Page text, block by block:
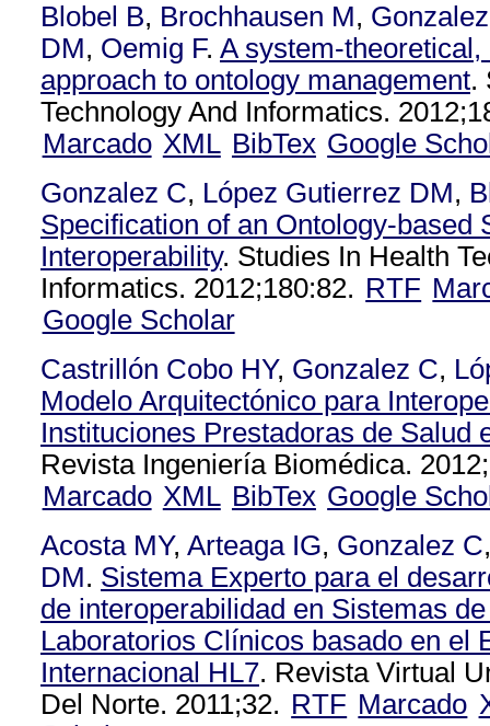
Blobel B, Brochhausen M,
DM, Oemig F. A system-
approach to ontology management.
Technology And Informatics.
Marcado XML BibTex Google
Gonzalez C, López Gutierrez DM,
Specification of an Ontology-based
Interoperability. Studies In Health
Informatics. 2012;180:82. RTF
Google Scholar
Castrillón Cobo HY, Gonzalez C,
Modelo Arquitectónico para
Instituciones Prestadoras de Salud
Revista Ingeniería Biomédica.
Marcado XML BibTex Google
Acosta MY, Arteaga IG, Gonzalez C
DM. Sistema Experto para el
de interoperabilidad en Sistemas
Laboratorios Clínicos basado en el
Internacional HL7. Revista Virtual
Del Norte. 2011;32. RTF Marcado